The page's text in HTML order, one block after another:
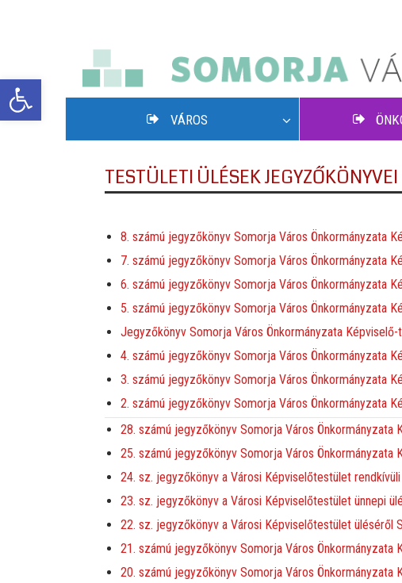
Eszköztár megnyitása
VÁROS
TESTÜLETI ÜLÉSEK JEGYZŐKÖNYVEI
8. számú jegyzőkönyv Somorja Város Önkormányzata
7. számú jegyzőkönyv Somorja Város Önkormányzata
6. számú jegyzőkönyv Somorja Város Önkormányzata
5. számú jegyzőkönyv Somorja Város Önkormányzata
Jegyzőkönyv Somorja Város Önkormányzata
4. számú jegyzőkönyv Somorja Város Önkormányzata
3. számú jegyzőkönyv Somorja Város Önkormányzata
2. számú jegyzőkönyv Somorja Város Önkormányzata
28. számú jegyzőkönyv Somorja Város
25. számú jegyzőkönyv Somorja Város
24. sz. jegyzőkönyv a Városi Képviselőtestület
23. sz. jegyzőkönyv a Városi Képviselőtestület ünnepi
22. sz. jegyzőkönyv a Városi Képviselőtestület üléséről
21. számú jegyzőkönyv Somorja Város
20. számú jegyzőkönyv Somorja Város